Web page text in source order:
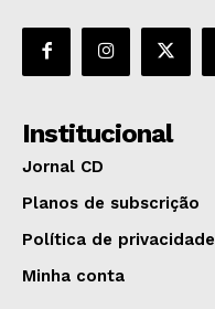
Institucional
Jornal CD
Planos de subscrição
Política de privacidade
Minha conta